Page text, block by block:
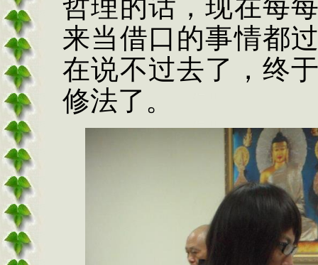
哲理的话，现在每
来当借口的事情都
在说不过去了，终
修法了。